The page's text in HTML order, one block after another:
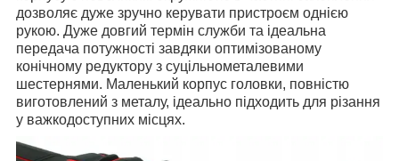
дозволяє дуже зручно керувати пристроєм однією
рукою. Дуже довгий термін служби та ідеальна
передача потужності завдяки оптимізованому
конічному редуктору з суцільнометалевими
шестернями. Маленький корпус головки, повністю
виготовлений з металу, ідеально підходить для різання
у важкодоступних місцях.